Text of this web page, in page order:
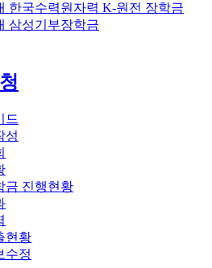
한국수력원자력 K-원전 장학금
삼성기부장학금
드
성
금 진행현황
현황
수정